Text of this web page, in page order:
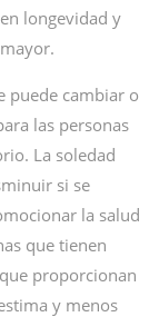
longevidad y
puede cambiar o
las personas
La soledad
si se
la salud
que tienen
proporcionan
y menos